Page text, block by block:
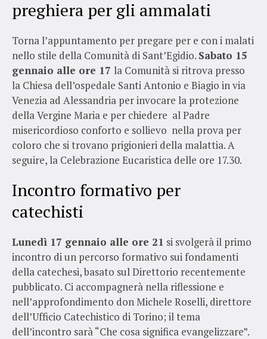
preghiera per gli ammalati
Torna l’appuntamento per pregare per e con i malati
nello stile della Comunità di Sant’Egidio. Sabato 15
gennaio alle ore 17 la Comunità si ritrova presso
la Chiesa dell’ospedale Santi Antonio e Biagio in via
Venezia ad Alessandria per invocare la protezione
della Vergine Maria e per chiedere al Padre
misericordioso conforto e sollievo nella prova per
coloro che si trovano prigionieri della malattia. A
seguire, la Celebrazione Eucaristica delle ore 17.30.
Incontro formativo per
catechisti
Lunedì 17 gennaio alle ore 21 si svolgerà il primo
incontro di un percorso formativo sui fondamenti
della catechesi, basato sul Direttorio recentemente
pubblicato. Ci accompagnerà nella riflessione e
nell’approfondimento don Michele Roselli, direttore
dell’Ufficio Catechistico di Torino; il tema
dell’incontro sarà “Che cosa significa evangelizzare”.